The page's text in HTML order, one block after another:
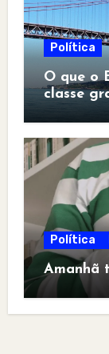
Política
O que o
classe
Política
Amanhã